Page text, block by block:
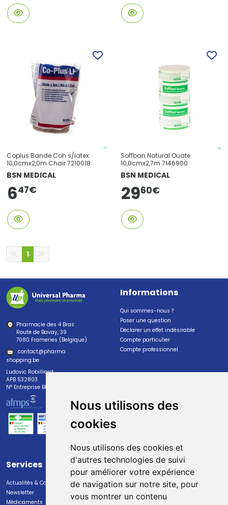
Nous utilisons des
cookies
Nous utilisons des cookies et
d'autres technologies de suivi
pour améliorer votre expérience
de navigation sur notre site, pour
vous montrer un contenu
Coplus Bande Coh.s/latex
10,0cmx2,0m Chair 7210018
BSN MEDICAL
647€
Soffban Natural Ouate
10,0cmx2,7m 7146900
BSN MEDICAL
2960€
1
Pharmacie des 4 Bras
Route de Bavay, 39
7080 Frameries (Belgique)
contact@pharma
shopping.be
Ludovic Robilliard
APB 532803
N° Entreprise BE0447.382.113
Informations
Qui sommes-nous ?
Poser une question
Déclarer un effet indésirable
Compte particulier
Compte professionnel
Services
Actualités & Conseils
Newsletter
Médicaments
Paiement
Paiement sécurisé